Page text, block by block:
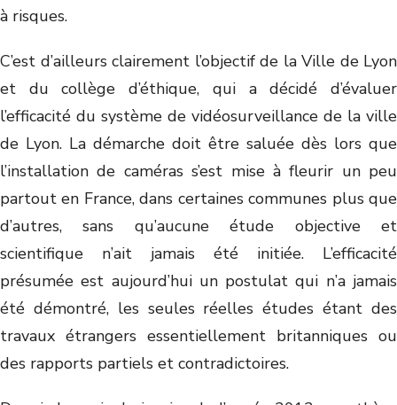
à risques.
C’est d’ailleurs clairement l’objectif de la Ville de Lyon
et du collège d’éthique, qui a décidé d’évaluer
l’efficacité du système de vidéosurveillance de la ville
de Lyon. La démarche doit être saluée dès lors que
l’installation de caméras s’est mise à fleurir un peu
partout en France, dans certaines communes plus que
d’autres, sans qu’aucune étude objective et
scientifique n’ait jamais été initiée. L’efficacité
présumée est aujourd’hui un postulat qui n’a jamais
été démontré, les seules réelles études étant des
travaux étrangers essentiellement britanniques ou
des rapports partiels et contradictoires.